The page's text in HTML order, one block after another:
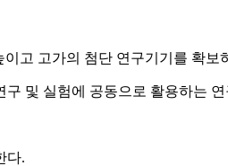
고 고가의 첨단 연구기기를 확
및 실험에 공동으로 활용하는
다.